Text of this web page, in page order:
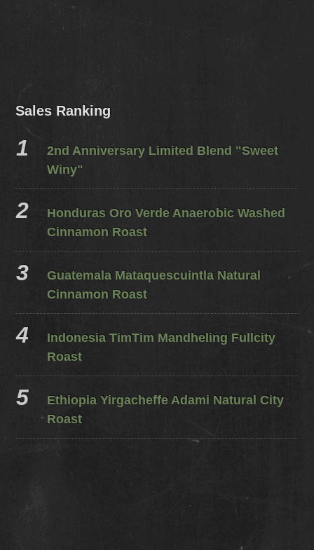
Sales Ranking
2nd Anniversary Limited Blend "Sweet
Winy"
Honduras Oro Verde Anaerobic Washed
Cinnamon Roast
Guatemala Mataquescuintla Natural
Cinnamon Roast
Indonesia TimTim Mandheling Fullcity
Roast
Ethiopia Yirgacheffe Adami Natural City
Roast